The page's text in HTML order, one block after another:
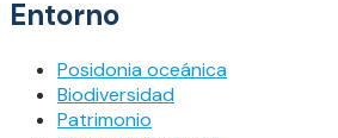
Entorno
Posidonia oceánica
Biodiversidad
Patrimonio